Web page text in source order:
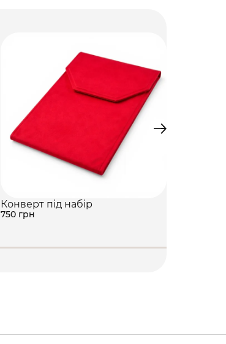
Конверт під набір
750 грн